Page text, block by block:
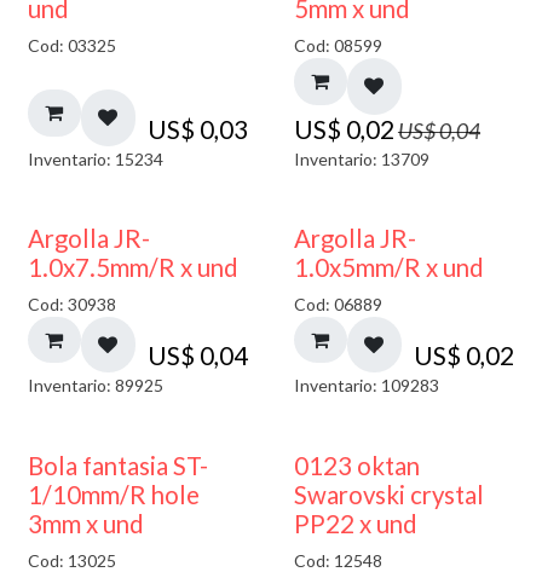
und
Cod: 03325
US$ 0,03
Inventario: 15234
50% DESCUENTO
5mm x und
Cod: 08599
US$ 0,02US$0,04
Inventario: 13709
Argolla JR-
1.0x7.5mm/R x und
Cod: 30938
US$ 0,04
Inventario: 89925
Argolla JR-
1.0x5mm/R x und
Cod: 06889
US$ 0,02
Inventario: 109283
Bola fantasia ST-
1/10mm/R hole
3mm x und
Cod: 13025
0123 oktan
Swarovski crystal
PP22 x und
Cod: 12548